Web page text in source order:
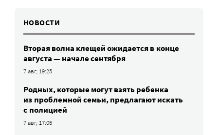
НОВОСТИ
Вторая волна клещей ожидается в конце
августа — начале сентября
7 авг, 19:25
Родных, которые могут взять ребенка
из проблемной семьи, предлагают искать
с полицией
7 авг, 17:06